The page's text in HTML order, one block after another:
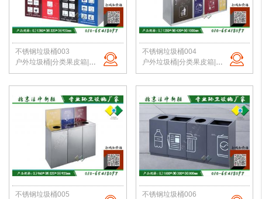
不锈钢垃圾桶003
户外垃圾桶|分类果皮箱|金属果皮箱|公园垃圾桶|不锈钢垃圾桶|北京洁净新雅
不锈钢垃圾桶004
户外垃圾桶|分类果皮箱|金属果皮箱|公园垃圾桶|不锈钢垃圾桶|北京洁净新雅
不锈钢垃圾桶005
不锈钢垃圾桶006